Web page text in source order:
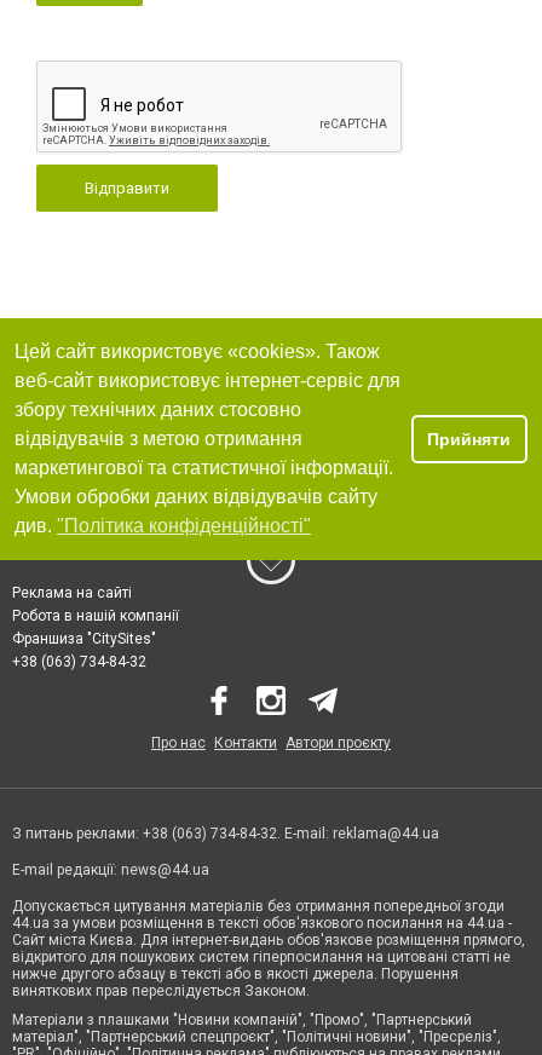
Відправити
Цей сайт використовує «cookies». Також
веб-сайт використовує інтернет-сервіс для
збору технічних даних стосовно
відвідувачів з метою отримання
маркетингової та статистичної інформації.
Умови обробки даних відвідувачів сайту
див. "Політика конфіденційності"
Прийняти
Реклама на сайті
Робота в нашій компанії
Франшиза "CitySites"
+38 (063) 734-84-32
Про нас Контакти Автори проєкту
З питань реклами: +38 (063) 734-84-32. E-mail: reklama@44.ua
E-mail редакції: news@44.ua
Допускається цитування матеріалів без отримання попередньої згоди
44.ua за умови розміщення в тексті обов'язкового посилання на 44.ua -
Сайт міста Києва. Для інтернет-видань обов'язкове розміщення прямого,
відкритого для пошукових систем гіперпосилання на цитовані статті не
нижче другого абзацу в тексті або в якості джерела. Порушення
виняткових прав переслідується Законом.
Матеріали з плашками "Новини компаній", "Промо", "Партнерський
матеріал", "Партнерський спецпроєкт", "Політичні новини", "Пресреліз",